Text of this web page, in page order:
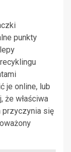
punkty
je online, lub
że właściwa
przyczynia się